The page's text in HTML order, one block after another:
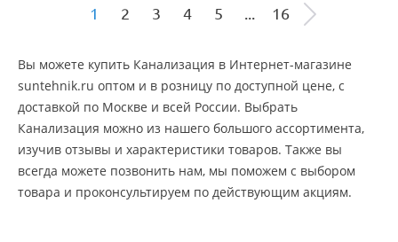
1 2 3 4 5 ... 16
Вы можете купить Канализация в Интернет-магазине
suntehnik.ru оптом и в розницу по доступной цене, c
доставкой по Москве и всей России. Выбрать
Канализация можно из нашего большого ассортимента,
изучив отзывы и характеристики товаров. Также вы
всегда можете позвонить нам, мы поможем с выбором
товара и проконсультируем по действующим акциям.